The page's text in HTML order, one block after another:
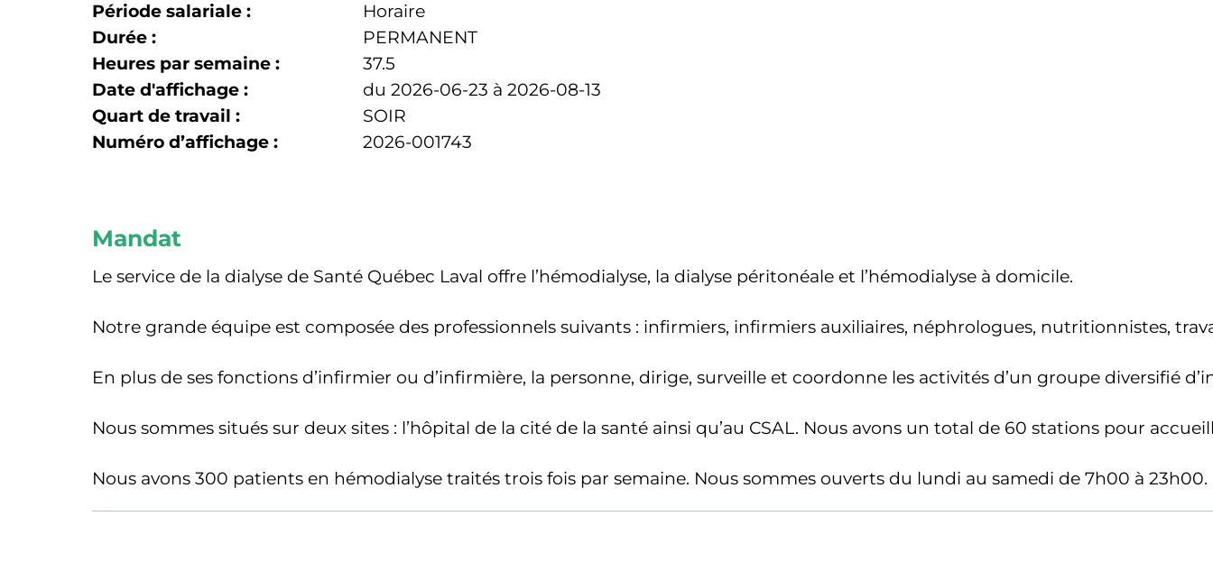
Période salariale :
Horaire
Durée :
PERMANENT
Heures par semaine :
37.5
Date d'affichage :
du 2026-06-23 à 2026-08-13
Quart de travail :
SOIR
Numéro d’affichage :
2026-001743
Mandat
Le service de la dialyse de Santé Québec Laval offre l’hémodialyse, la dialyse péritonéale et l’hémodialyse à domicile.
Notre grande équipe est composée des professionnels suivants : infirmiers, infirmiers auxiliaires, néphrologues, nutritionnistes,
En plus de ses fonctions d’infirmier ou d’infirmière, la personne, dirige, surveille et coordonne les activités d’un groupe diversifié
Nous sommes situés sur deux sites : l’hôpital de la cité de la santé ainsi qu’au CSAL. Nous avons un total de 60 stations pour
Nous avons 300 patients en hémodialyse traités trois fois par semaine. Nous sommes ouverts du lundi au samedi de 7h00 à 23h00.